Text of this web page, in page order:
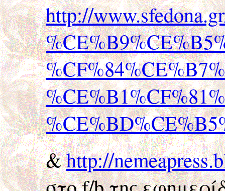
http://
&http://